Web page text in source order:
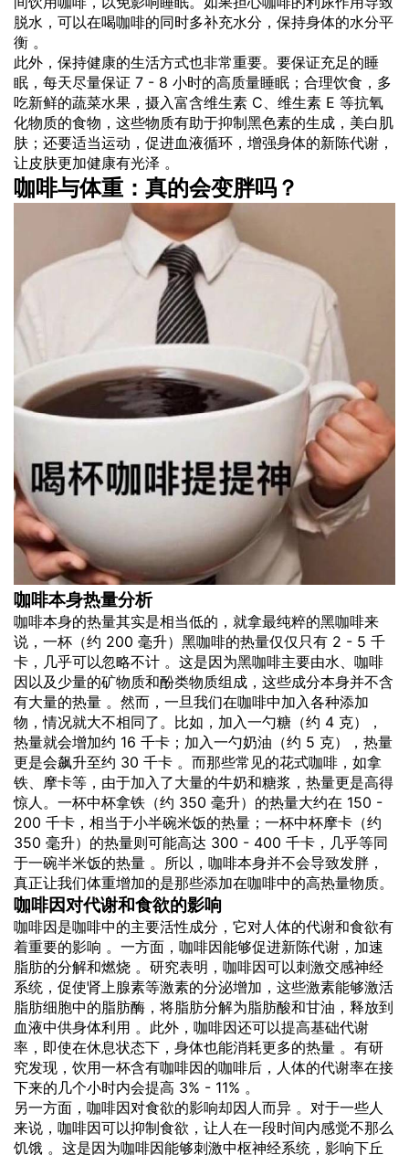
脱水，可以在喝咖啡的同时多补充水分，保持身体的水分平
衡 。
此外，保持健康的生活方式也非常重要。要保证充足的睡
眠，每天尽量保证 7 - 8 小时的高质量睡眠；合理饮食，多
吃新鲜的蔬菜水果，摄入富含维生素 C、维生素 E 等抗氧
化物质的食物，这些物质有助于抑制黑色素的生成，美白肌
肤；还要适当运动，促进血液循环，增强身体的新陈代谢，
让皮肤更加健康有光泽 。
咖啡与体重：真的会变胖吗？
咖啡本身热量分析
咖啡本身的热量其实是相当低的，就拿最纯粹的黑咖啡来
说，一杯（约 200 毫升）黑咖啡的热量仅仅只有 2 - 5 千
卡，几乎可以忽略不计 。这是因为黑咖啡主要由水、咖啡
因以及少量的矿物质和酚类物质组成，这些成分本身并不含
有大量的热量 。然而，一旦我们在咖啡中加入各种添加
物，情况就大不相同了。比如，加入一勺糖（约 4 克），
热量就会增加约 16 千卡；加入一勺奶油（约 5 克），热量
更是会飙升至约 30 千卡 。而那些常见的花式咖啡，如拿
铁、摩卡等，由于加入了大量的牛奶和糖浆，热量更是高得
惊人。一杯中杯拿铁（约 350 毫升）的热量大约在 150 -
200 千卡，相当于小半碗米饭的热量；一杯中杯摩卡（约
350 毫升）的热量则可能高达 300 - 400 千卡，几乎等同
于一碗半米饭的热量 。所以，咖啡本身并不会导致发胖，
真正让我们体重增加的是那些添加在咖啡中的高热量物质。
咖啡因对代谢和食欲的影响
咖啡因是咖啡中的主要活性成分，它对人体的代谢和食欲有
着重要的影响 。一方面，咖啡因能够促进新陈代谢，加速
脂肪的分解和燃烧 。研究表明，咖啡因可以刺激交感神经
系统，促使肾上腺素等激素的分泌增加，这些激素能够激活
脂肪细胞中的脂肪酶，将脂肪分解为脂肪酸和甘油，释放到
血液中供身体利用 。此外，咖啡因还可以提高基础代谢
率，即使在休息状态下，身体也能消耗更多的热量 。有研
究发现，饮用一杯含有咖啡因的咖啡后，人体的代谢率在接
下来的几个小时内会提高 3% - 11% 。
另一方面，咖啡因对食欲的影响却因人而异 。对于一些人
来说，咖啡因可以抑制食欲，让人在一段时间内感觉不那么
饥饿 。这是因为咖啡因能够刺激中枢神经系统，影响下丘